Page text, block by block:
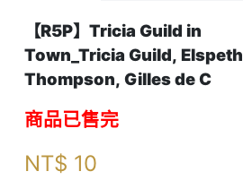
【R5P】Tricia Guild in
Town_Tricia Guild, Elspeth
Thompson, Gilles de C
商品已售完
NT$ 10